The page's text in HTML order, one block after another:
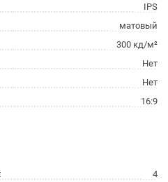
IPS
матовый
300 кд/м²
Нет
Нет
16:9
4